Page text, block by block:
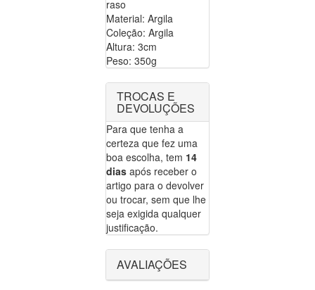
raso
Material: Argila
Coleção: Argila
Altura: 3cm
Peso: 350g
TROCAS E
DEVOLUÇÕES
Para que tenha a
certeza que fez uma
boa escolha, tem 14
dias após receber o
artigo para o devolver
ou trocar, sem que lhe
seja exigida qualquer
justificação.
AVALIAÇÕES